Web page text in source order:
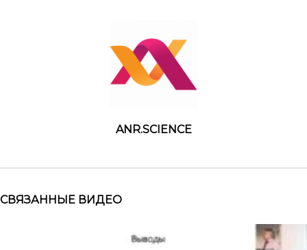
ANR.SCIENCE
СВЯЗАННЫЕ ВИДЕО